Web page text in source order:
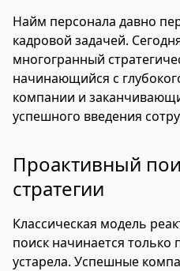
Найм персонала давно
кадровой задачей.
многогранный
начинающийся с
компании и
успешного введения
Проактивный
стратегии
Классическая модель
поиск начинается только
устарела. Успешные